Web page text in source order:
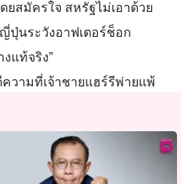
สมัครใจ สหรัฐไม่เอาด้วย
ปุ่นระวังอาฟเตอร์ช็อก
แท้จริง”
ความที่เจ้าชายแฮร์รีพ่ายแพ้